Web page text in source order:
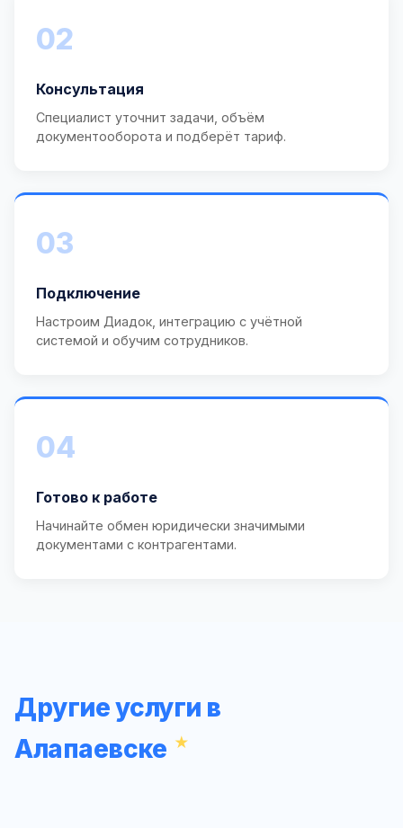
02
Консультация
Специалист уточнит задачи, объём
документооборота и подберёт тариф.
03
Подключение
Настроим Диадок, интеграцию с учётной
системой и обучим сотрудников.
04
Готово к работе
Начинайте обмен юридически значимыми
документами с контрагентами.
Другие услуги в
Алапаевске